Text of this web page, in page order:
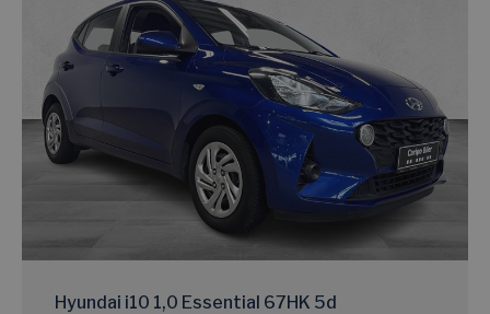
Hyundai i10 1,0 Essential 67HK 5d